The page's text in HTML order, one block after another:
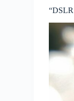
“DSLR